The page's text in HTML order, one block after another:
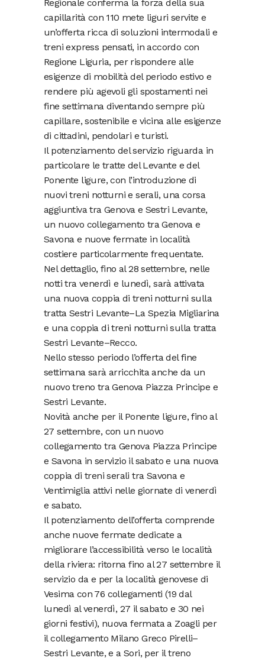
Regionale conferma la forza della sua
capillarità con 110 mete liguri servite e
un’offerta ricca di soluzioni intermodali e
treni express pensati, in accordo con
Regione Liguria, per rispondere alle
esigenze di mobilità del periodo estivo e
rendere più agevoli gli spostamenti nei
fine settimana diventando sempre più
capillare, sostenibile e vicina alle esigenze
di cittadini, pendolari e turisti.
Il potenziamento del servizio riguarda in
particolare le tratte del Levante e del
Ponente ligure, con l’introduzione di
nuovi treni notturni e serali, una corsa
aggiuntiva tra Genova e Sestri Levante,
un nuovo collegamento tra Genova e
Savona e nuove fermate in località
costiere particolarmente frequentate.
Nel dettaglio, fino al 28 settembre, nelle
notti tra venerdì e lunedì, sarà attivata
una nuova coppia di treni notturni sulla
tratta Sestri Levante–La Spezia Migliarina
e una coppia di treni notturni sulla tratta
Sestri Levante–Recco.
Nello stesso periodo l’offerta del fine
settimana sarà arricchita anche da un
nuovo treno tra Genova Piazza Principe e
Sestri Levante.
Novità anche per il Ponente ligure, fino al
27 settembre, con un nuovo
collegamento tra Genova Piazza Principe
e Savona in servizio il sabato e una nuova
coppia di treni serali tra Savona e
Ventimiglia attivi nelle giornate di venerdì
e sabato.
Il potenziamento dell’offerta comprende
anche nuove fermate dedicate a
migliorare l’accessibilità verso le località
della riviera: ritorna fino al 27 settembre il
servizio da e per la località genovese di
Vesima con 76 collegamenti (19 dal
lunedì al venerdì, 27 il sabato e 30 nei
giorni festivi), nuova fermata a Zoagli per
il collegamento Milano Greco Pirelli–
Sestri Levante, e a Sori, per il treno